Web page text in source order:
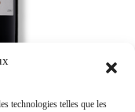
technologies telles que les